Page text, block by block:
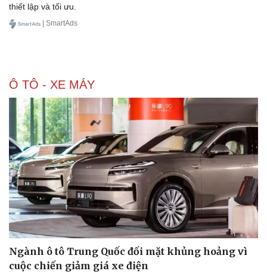
Doanh nghiệp
Thông tin doanh nghiệp
Doanh nghiệp 24h
Doanh nhân
Vì cộng đồng
Công nghệ
Sành điệu
Tin Công nghệ
Trải nghiệm
Chuyển đổi số
thiết lập và tối ưu.
| SmartAds
Ô TÔ - XE MÁY
Ngành ô tô Trung Quốc đối mặt khủng hoảng vì
cuộc chiến giảm giá xe điện